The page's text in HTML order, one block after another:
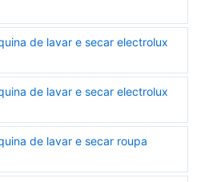
de lavar e secar electrolux
de lavar e secar electrolux
de lavar e secar roupa